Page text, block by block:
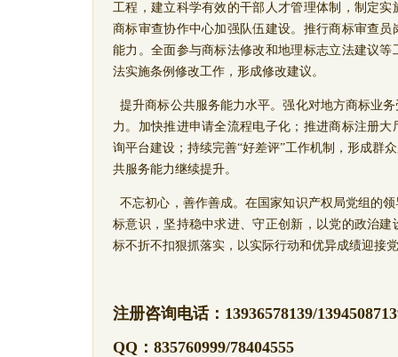
工程， 建立科学有效的干部人才管理体制，制定
商标审查协作中心加强队伍建设。推行商标审查
能力。全面参与商标法修改和地理标志立法建议
法实施条例修改工作，形成修改建议。
提升商标公共服务能力水平。强化对地方商标业
力。加快推进申请全流程电子化；推进商标注册
询平台建设；持续完善“好差评”工作机制，形成群
共服务能力继续提升。
不忘初心，善作善成。在国家知识产权局党组的
标意识，坚持稳中求进、守正创新，以党的政治
标不折不扣狠抓落实，以实际行动和优异成绩迎接
注册咨询电话： 13936578139/
QQ ： 835760999/78404555